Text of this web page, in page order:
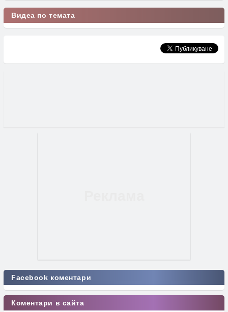
Видеа по темата
Facebook коментари
Коментари в сайта